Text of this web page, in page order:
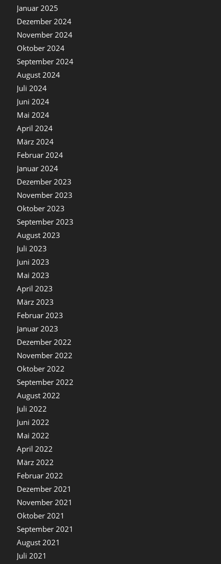
Januar 2025
Dezember 2024
November 2024
Oktober 2024
September 2024
August 2024
Juli 2024
Juni 2024
Mai 2024
April 2024
März 2024
Februar 2024
Januar 2024
Dezember 2023
November 2023
Oktober 2023
September 2023
August 2023
Juli 2023
Juni 2023
Mai 2023
April 2023
März 2023
Februar 2023
Januar 2023
Dezember 2022
November 2022
Oktober 2022
September 2022
August 2022
Juli 2022
Juni 2022
Mai 2022
April 2022
März 2022
Februar 2022
Dezember 2021
November 2021
Oktober 2021
September 2021
August 2021
Juli 2021